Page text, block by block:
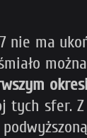
ma
sfer.